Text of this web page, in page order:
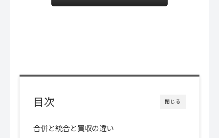
閉じる
目次
合併と統合と買収の違い